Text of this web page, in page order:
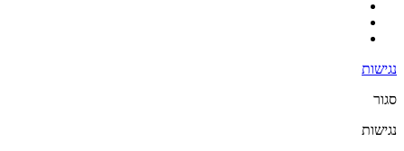
נגישות
סגור
נגישות